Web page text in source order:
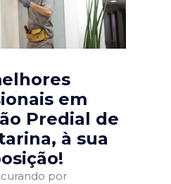
em
Predial de
, à sua
por